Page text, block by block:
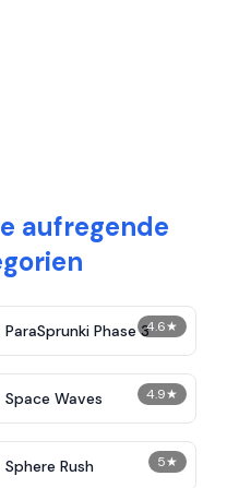
aufregende
4.6★
ParaSprunki Phase 3
4.9★
Space Waves
5★
Sphere Rush